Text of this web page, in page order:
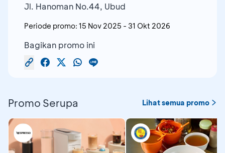
Jl. Hanoman No.44, Ubud
Periode promo: 15 Nov 2025 - 31 Okt 2026
Bagikan promo ini
Promo Serupa Lihat semua promo